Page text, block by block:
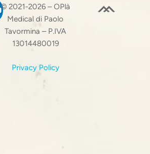
© 2021-2026 – OPlà
Medical di Paolo
Tavormina – P.IVA
13014480019
Privacy Policy